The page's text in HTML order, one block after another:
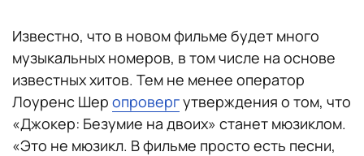
Известно, что в новом фильме будет много
музыкальных номеров, в том числе на основе
известных хитов. Тем не менее оператор
Лоуренс Шер опровергутверждения о том, что
«Джокер: Безумие на двоих» станет мюзиклом.
«Это не мюзикл. В фильме просто есть песни,